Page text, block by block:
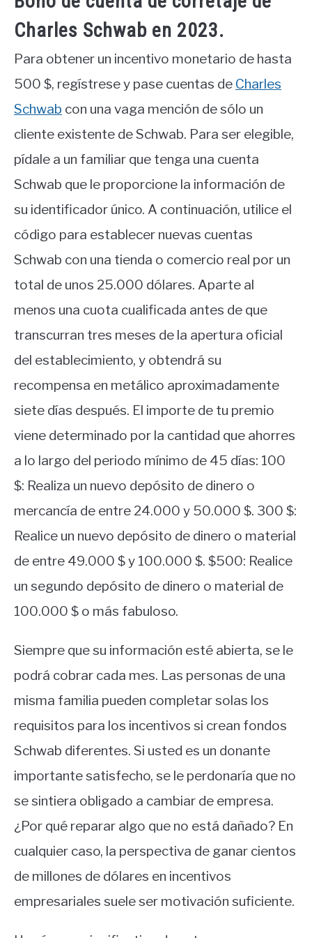
Charles Schwab en 2023.
Para obtener un incentivo monetario de hasta
500 $, regístrese y pase cuentas de Charles
Schwab con una vaga mención de sólo un
cliente existente de Schwab. Para ser elegible,
pídale a un familiar que tenga una cuenta
Schwab que le proporcione la información de
su identificador único. A continuación, utilice el
código para establecer nuevas cuentas
Schwab con una tienda o comercio real por un
total de unos 25.000 dólares. Aparte al
menos una cuota cualificada antes de que
transcurran tres meses de la apertura oficial
del establecimiento, y obtendrá su
recompensa en metálico aproximadamente
siete días después. El importe de tu premio
viene determinado por la cantidad que ahorres
a lo largo del periodo mínimo de 45 días: 100
$: Realiza un nuevo depósito de dinero o
mercancía de entre 24.000 y 50.000 $. 300 $:
Realice un nuevo depósito de dinero o material
de entre 49.000 $ y 100.000 $. $500: Realice
un segundo depósito de dinero o material de
100.000 $ o más fabuloso.
Siempre que su información esté abierta, se le
podrá cobrar cada mes. Las personas de una
misma familia pueden completar solas los
requisitos para los incentivos si crean fondos
Schwab diferentes. Si usted es un donante
importante satisfecho, se le perdonaría que no
se sintiera obligado a cambiar de empresa.
¿Por qué reparar algo que no está dañado? En
cualquier caso, la perspectiva de ganar cientos
de millones de dólares en incentivos
empresariales suele ser motivación suficiente.